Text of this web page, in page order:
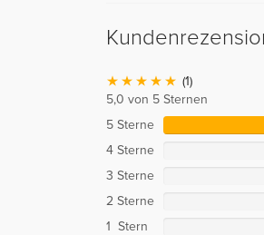
(1)
5,0 von 5 Sternen
5 Sterne
4 Sterne
3 Sterne
2 Sterne
1 Stern